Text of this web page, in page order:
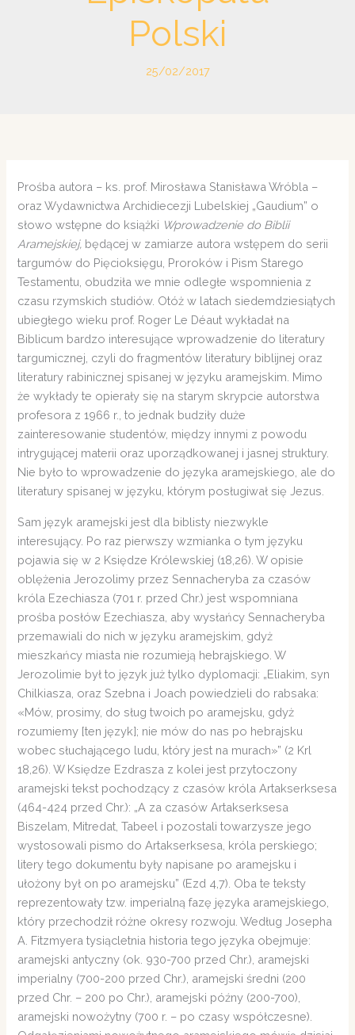
Polski
25/02/2017
Prośba autora – ks. prof. Mirosława Stanisława Wróbla –
oraz Wydawnictwa Archidiecezji Lubelskiej „Gaudium” o
słowo wstępne do książki Wprowadzenie do Biblii
Aramejskiej, będącej w zamiarze autora wstępem do serii
targumów do Pięcioksięgu, Proroków i Pism Starego
Testamentu, obudziła we mnie odległe wspomnienia z
czasu rzymskich studiów. Otóż w latach siedemdziesiątych
ubiegłego wieku prof. Roger Le Déaut wykładał na
Biblicum bardzo interesujące wprowadzenie do literatury
targumicznej, czyli do fragmentów literatury biblijnej oraz
literatury rabinicznej spisanej w języku aramejskim. Mimo
że wykłady te opierały się na starym skrypcie autorstwa
profesora z 1966 r., to jednak budziły duże
zainteresowanie studentów, między innymi z powodu
intrygującej materii oraz uporządkowanej i jasnej struktury.
Nie było to wprowadzenie do języka aramejskiego, ale do
literatury spisanej w języku, którym posługiwał się Jezus.
Sam język aramejski jest dla biblisty niezwykle
interesujący. Po raz pierwszy wzmianka o tym języku
pojawia się w 2 Księdze Królewskiej (18,26). W opisie
oblężenia Jerozolimy przez Sennacheryba za czasów
króla Ezechiasza (701 r. przed Chr.) jest wspomniana
prośba posłów Ezechiasza, aby wysłańcy Sennacheryba
przemawiali do nich w języku aramejskim, gdyż
mieszkańcy miasta nie rozumieją hebrajskiego. W
Jerozolimie był to język już tylko dyplomacji: „Eliakim, syn
Chilkiasza, oraz Szebna i Joach powiedzieli do rabsaka:
«Mów, prosimy, do sług twoich po aramejsku, gdyż
rozumiemy [ten język]; nie mów do nas po hebrajsku
wobec słuchającego ludu, który jest na murach»” (2 Krl
18,26). W Księdze Ezdrasza z kolei jest przytoczony
aramejski tekst pochodzący z czasów króla Artakserksesa
(464-424 przed Chr.): „A za czasów Artakserksesa
Biszelam, Mitredat, Tabeel i pozostali towarzysze jego
wystosowali pismo do Artakserksesa, króla perskiego;
litery tego dokumentu były napisane po aramejsku i
ułożony był on po aramejsku” (Ezd 4,7). Oba te teksty
reprezentowały tzw. imperialną fazę języka aramejskiego,
który przechodził różne okresy rozwoju. Według Josepha
A. Fitzmyera tysiącletnia historia tego języka obejmuje:
aramejski antyczny (ok. 930-700 przed Chr.), aramejski
imperialny (700-200 przed Chr.), aramejski średni (200
przed Chr. – 200 po Chr.), aramejski późny (200-700),
aramejski nowożytny (700 r. – po czasy współczesne).